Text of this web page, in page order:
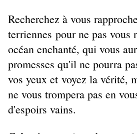
Recherchez à vous
terriennes pour ne pas vous
océan enchanté, qui vous
promesses qu'il ne pourra
vos yeux et voyez la vérité,
ne vous trompera pas en
d'espoirs vains.